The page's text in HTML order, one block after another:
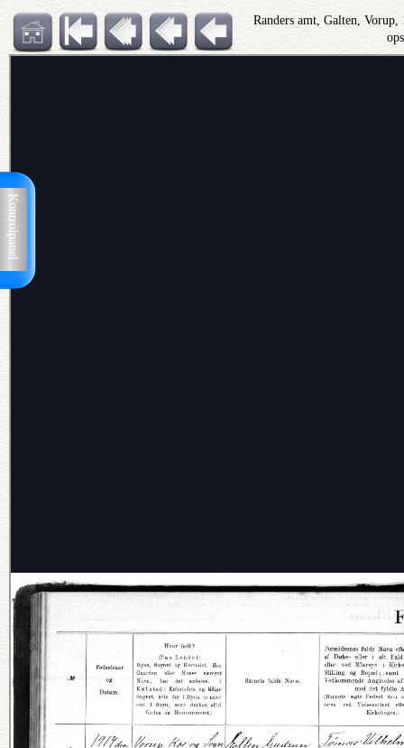
Kontrolpanel
Randers amt, Galten,